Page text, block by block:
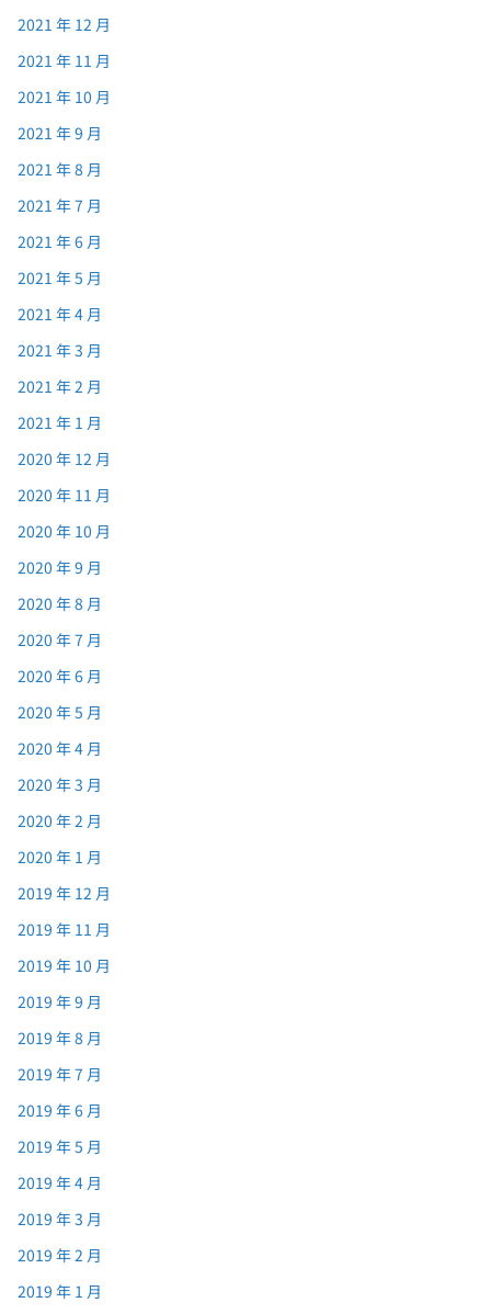
2021 年 12 月
2021 年 11 月
2021 年 10 月
2021 年 9 月
2021 年 8 月
2021 年 7 月
2021 年 6 月
2021 年 5 月
2021 年 4 月
2021 年 3 月
2021 年 2 月
2021 年 1 月
2020 年 12 月
2020 年 11 月
2020 年 10 月
2020 年 9 月
2020 年 8 月
2020 年 7 月
2020 年 6 月
2020 年 5 月
2020 年 4 月
2020 年 3 月
2020 年 2 月
2020 年 1 月
2019 年 12 月
2019 年 11 月
2019 年 10 月
2019 年 9 月
2019 年 8 月
2019 年 7 月
2019 年 6 月
2019 年 5 月
2019 年 4 月
2019 年 3 月
2019 年 2 月
2019 年 1 月